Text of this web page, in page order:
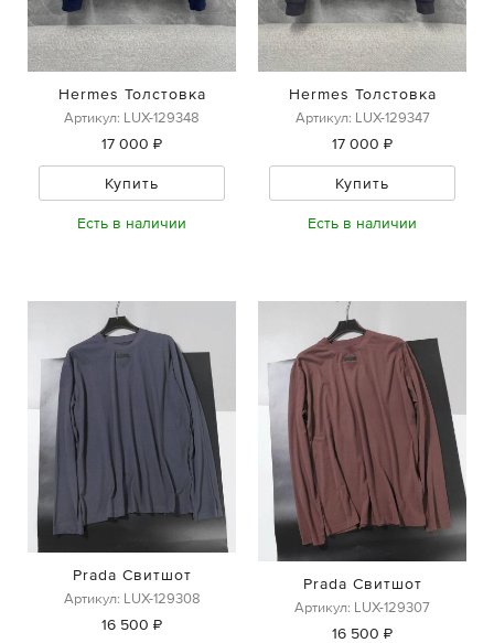
Hermes Толстовка
Артикул: LUX-129348
17 000 ₽
Купить
Есть в наличии
Hermes Толстовка
Артикул: LUX-129347
17 000 ₽
Купить
Есть в наличии
Prada Свитшот
Артикул: LUX-129308
16 500 ₽
Prada Свитшот
Артикул: LUX-129307
16 500 ₽